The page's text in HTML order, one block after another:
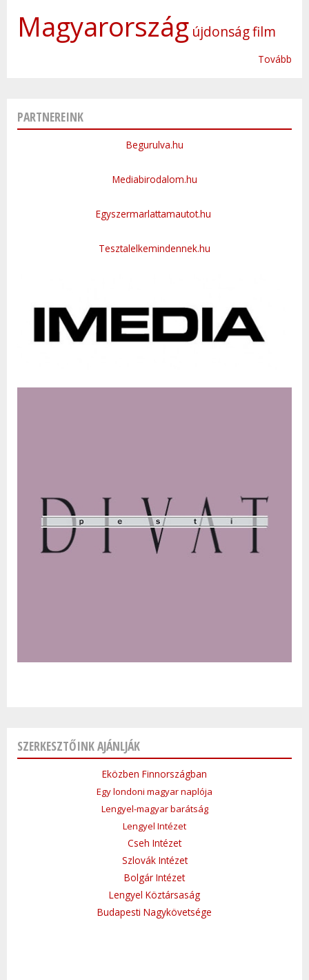
Magyarország újdonságfilm
Tovább
PARTNEREINK
Begurulva.hu
Mediabirodalom.hu
Egyszermarlattamautot.hu
Tesztalelkemindennek.hu
SZERKESZTŐINK AJÁNLJÁK
Eközben Finnországban
Egy londoni magyar naplója
Lengyel-magyar barátság
Lengyel Intézet
Cseh Intézet
Szlovák Intézet
Bolgár Intézet
Lengyel Köztársaság
Budapesti Nagykövetsége